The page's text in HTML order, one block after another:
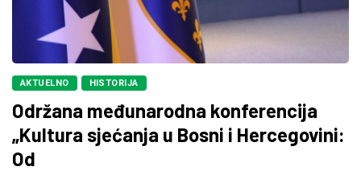
AKTUELNO HISTORIJA
Održana međunarodna konferencija
„Kultura sjećanja u Bosni i Hercegovini:
Od